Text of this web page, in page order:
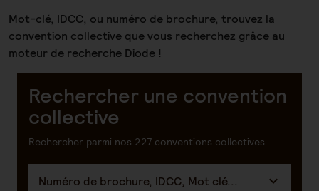
Mot-clé, IDCC, ou numéro de brochure, trouvez la
convention collective que vous recherchez grâce au
moteur de recherche Diode !
Rechercher une convention
collective
Rechercher parmi nos 227 conventions collectives
Numéro de brochure, IDCC, Mot clé...